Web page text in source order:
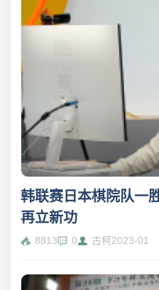
韩联赛日本棋院队一
再立新功
8813 0 古柯2023-01